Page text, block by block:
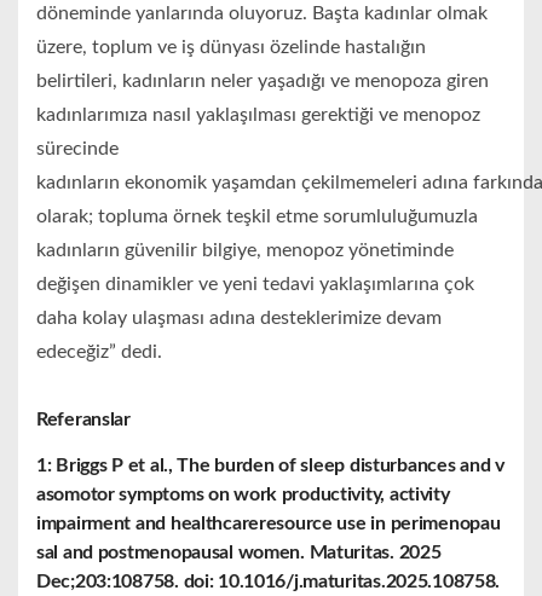
döneminde yanlarında oluyoruz. Başta kadınlar olmak
üzere, toplum ve iş dünyası özelinde hastalığın
belirtileri, kadınların neler yaşadığı ve menopoza giren
kadınlarımıza nasıl yaklaşılması gerektiği ve menopoz
sürecinde
kadınların ekonomik yaşamdan çekilmemeleri adına
olarak; topluma örnek teşkil etme sorumluluğumuzla
kadınların güvenilir bilgiye, menopoz yönetiminde
değişen dinamikler ve yeni tedavi yaklaşımlarına çok
daha kolay ulaşması adına desteklerimize devam
edeceğiz” dedi.
Referanslar
1: Briggs P et al., The burden of sleep disturbances and v
asomotor symptoms on work productivity, activity
impairment and healthcareresource use in perimenopau
sal and postmenopausal women. Maturitas. 2025
Dec;203:108758. doi: 10.1016/j.maturitas.2025.108758.